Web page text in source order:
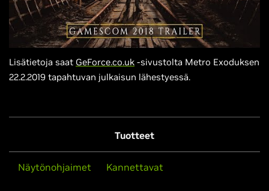
Lisätietoja saat GeForce.co.uk -sivustolta Metro Exoduksen
22.2.2019 tapahtuvan julkaisun lähestyessä.
Tuotteet
Näytönohjaimet Kannettavat